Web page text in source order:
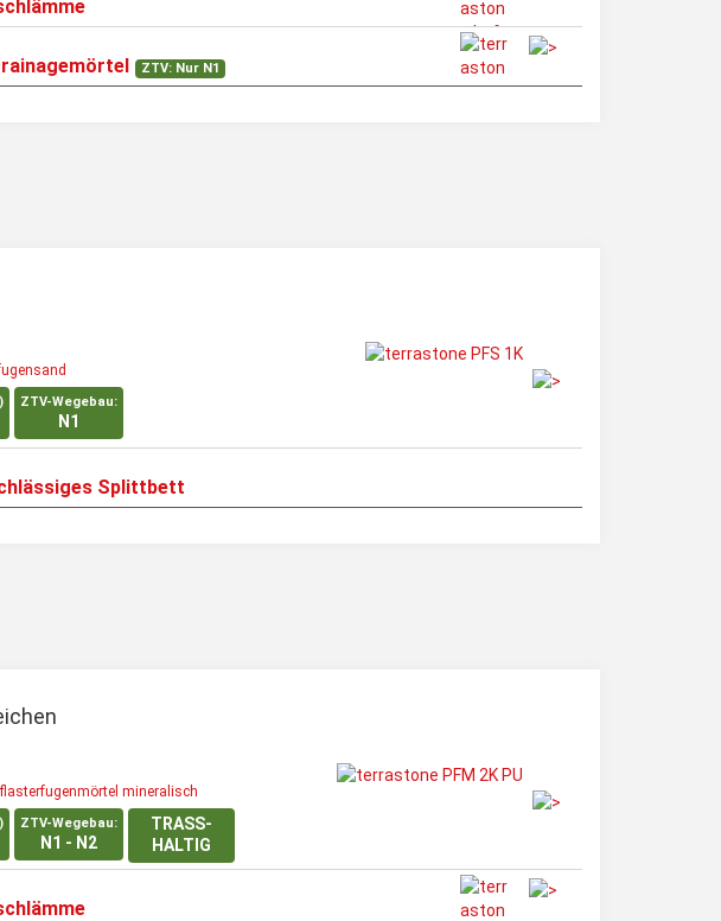
ZTV: Nur N1
ZTV-Wegebau:
N1
Splittbett
mineralisch
ZTV-Wegebau:
N1 - N2
TRASS-
HALTIG